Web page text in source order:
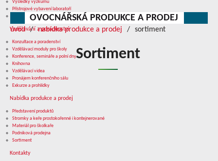
Výsledky výzkumu
Přístrojové vybavení laboratoří
Služby v oblasti výzkumu
Vzdělávání a poradenství
Konzultace a poradenství
Vzdělávací moduly pro školy
Konference, semináře a polní dny
Knihovna
Vzdělávací videa
Pronájem konferenčního sálu
Exkurze a prohlídky
Nabídka produkce a prodej
Představení produktů
Stromky a keře prostokořenné i kontejnerované
Materiál pro školkaře
Podniková prodejna
Sortiment
Kontakty
OVOCNÁŘSKÁ PRODUKCE A PRODEJ
úvod nabídka produkce a prodej sortiment
Sortiment